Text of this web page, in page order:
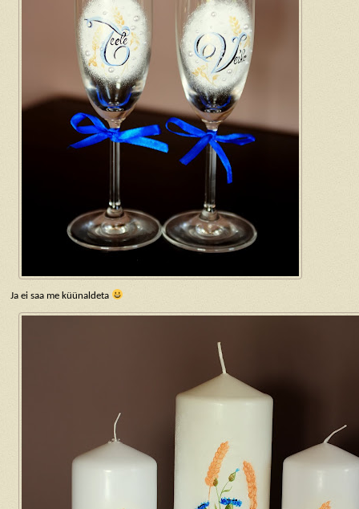
Ja ei saa me küünaldeta